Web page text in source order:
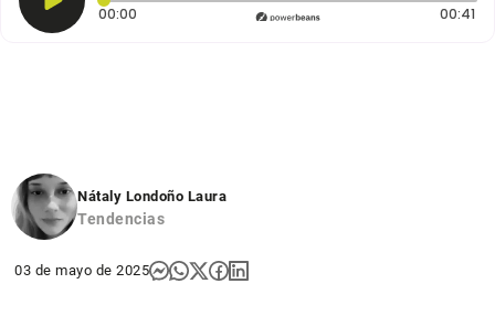
00:00 Tiempo transcurrido: 0 segundos 00:41
Nátaly Londoño Laura
Tendencias
03 de mayo de 2025